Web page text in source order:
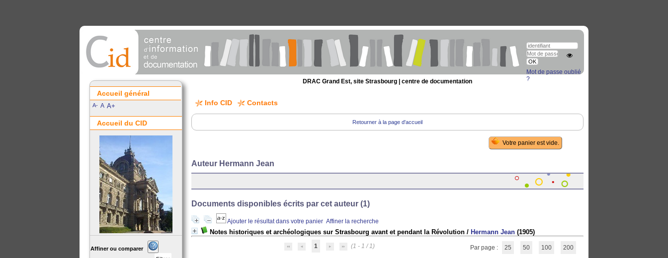
DRAC Grand Est, site Strasbourg | centre de documentation
Info CID Contacts
Retourner à la page d'accueil
Auteur Hermann Jean
Documents disponibles écrits par cet auteur (1)
Ajouter le résultat dans votre panier Affiner la recherche
Notes historiques et archéologiques sur Strasbourg avant et pendant la Révolution / Hermann Jean (1905)
1 (1 - 1 / 1) Par page : 25 50 100 200
Accueil général
A- A A+
Accueil du CID
Mot de passe oublié
?
Affiner ou comparer